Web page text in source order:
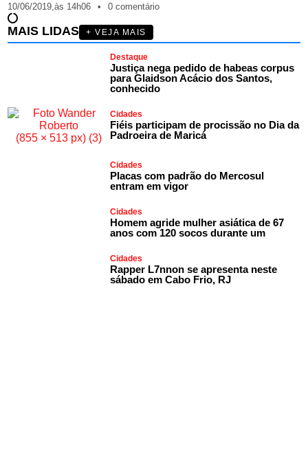
10/06/2019,às 14h06 • 0 comentário
MAIS LIDAS + VEJA MAIS
Destaque
Justiça nega pedido de habeas corpus
para Glaidson Acácio dos Santos,
conhecido
Cidades
Fiéis participam de procissão no Dia da
Padroeira de Maricá
Cidades
Placas com padrão do Mercosul
entram em vigor
Cidades
Homem agride mulher asiática de 67
anos com 120 socos durante um
Cidades
Rapper L7nnon se apresenta neste
sábado em Cabo Frio, RJ